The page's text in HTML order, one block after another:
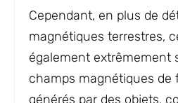
Cependant, en plus de
magnétiques terrestres,
également extrêmement
champs magnétiques de
générés par des objets,